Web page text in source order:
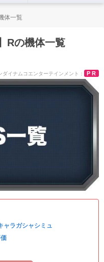
体一覧
Rの機体一覧
PR
ャラガシャシミュ